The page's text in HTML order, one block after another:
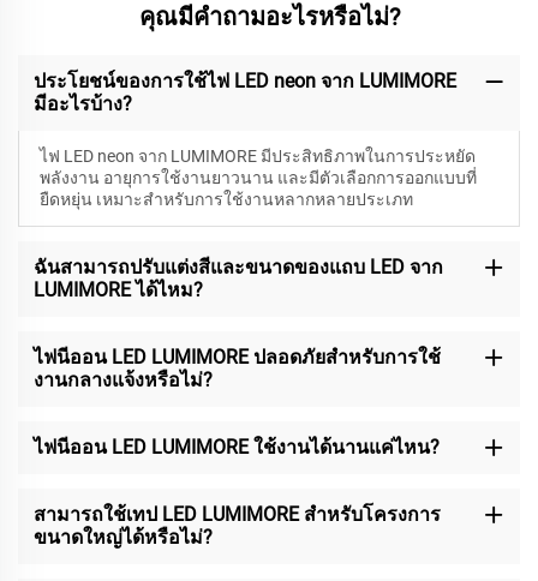
คุณมีคำถามอะไรหรือไม่?
ประโยชน์ของการใช้ไฟ LED neon จาก LUMIMORE
มีอะไรบ้าง?
ไฟ LED neon จาก LUMIMORE มีประสิทธิภาพในการประหยัด
พลังงาน อายุการใช้งานยาวนาน และมีตัวเลือกการออกแบบที่
ยืดหยุ่น เหมาะสำหรับการใช้งานหลากหลายประเภท
ฉันสามารถปรับแต่งสีและขนาดของแถบ LED จาก
LUMIMORE ได้ไหม?
ไฟนีออน LED LUMIMORE ปลอดภัยสำหรับการใช้
งานกลางแจ้งหรือไม่?
ไฟนีออน LED LUMIMORE ใช้งานได้นานแค่ไหน?
สามารถใช้เทป LED LUMIMORE สำหรับโครงการ
ขนาดใหญ่ได้หรือไม่?